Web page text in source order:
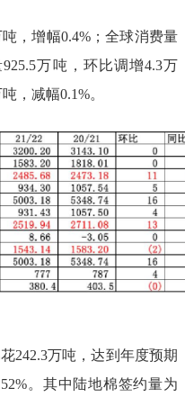
，增幅0.4%；全球消费量
万吨，环比调增4.3万
，减幅0.1%。
242.3万吨，达到年度预期
。其中陆地棉签约量为